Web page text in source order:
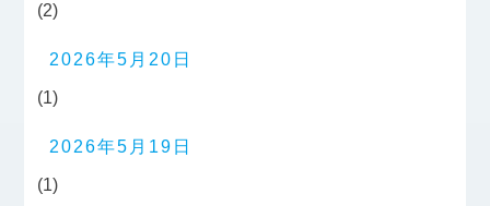
(2)
2026年5月20日
(1)
2026年5月19日
(1)